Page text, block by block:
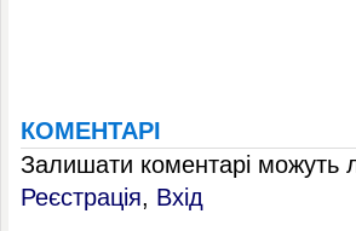
КОМЕНТАРІ
Залишати коментарі можуть
Реєстрація, Вхід